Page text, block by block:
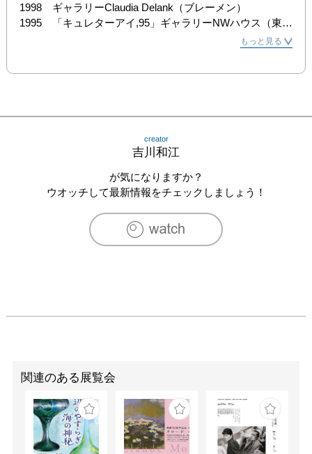
1998　ギャラリーClaudia Delank（ブレーメン）
1995　「キュレターアイ,95」ギャラリーNWハウス（東
1987　ブレーマーハーフェン市立美術館（ブレマーハーフ
1987　アクチュアレクンスト（ブレマーハーフェン）
1986　ギャラリーカンマー（ハンブルグ、‘83）
[主なグループ展]
2018　「洞察」野外展K.VBurgwed（ハノーバー）
2013　ギャラリーClaudia Delankベルリン　ドイツ日本大
2002　「ブレマーハーフェン奨学生展」ブレマーハーフェ
1995　「Art Today 1995」セゾン美術館（軽井沢）
グ）
1986　インスタレーション ,ハンブルグ芸術週間（ハンブ
ルグ）
もっと見る
creator
吉川和江
が気になりますか？
ウオッチして最新情報をチェックしましょう！
関連のある展覧会